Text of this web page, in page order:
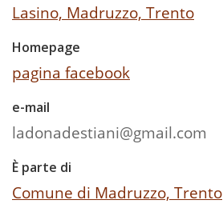
Lasino, Madruzzo, Trento
Homepage
pagina facebook
e-mail
ladonadestiani@gmail.com
È parte di
Comune di Madruzzo, Trento